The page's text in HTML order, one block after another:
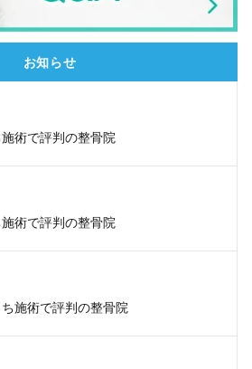
お知らせ
術で評判の整骨院
術で評判の整骨院
施術で評判の整骨院